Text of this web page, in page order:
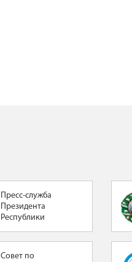
Пресс-служба
Президента
Республики
Совет по